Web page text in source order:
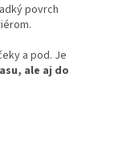
povrch
a pod. Je
ale aj do